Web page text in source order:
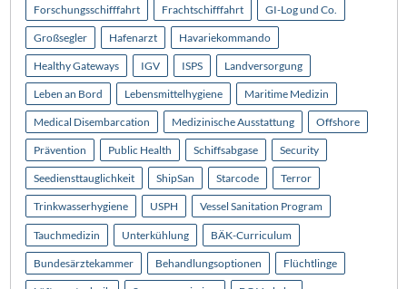
Forschungsschifffahrt Frachtschifffahrt GI-Log und Co.
Großsegler Hafenarzt Havariekommando
Healthy Gateways IGV ISPS Landversorgung
Leben an Bord Lebensmittelhygiene Maritime Medizin
Medical Disembarcation Medizinische Ausstattung Offshore
Prävention Public Health Schiffsabgase Security
Seediensttauglichkeit ShipSan Starcode Terror
Trinkwasserhygiene USPH Vessel Sanitation Program
Tauchmedizin Unterkühlung BÄK-Curriculum
Bundesärztekammer Behandlungsoptionen Flüchtlinge